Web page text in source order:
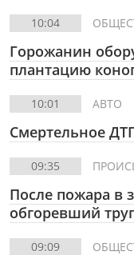
10:04
Горожанин
плантацию
10:01 АВТО
Смертельное
09:35
После пожара в
обгоревший
09:09